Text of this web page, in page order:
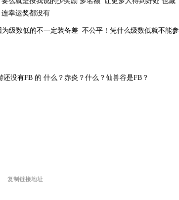
幸运奖都没有
级数低的不一定装备差 不公平！凭什么级数低就不能参
没有FB 的 什么？赤炎？什么？仙兽谷是FB？
复制链接地址